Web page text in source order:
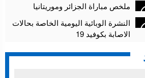
ملخص مباراة الجزائر وموريتانيا
النشرة الوبائية اليومية الخاصة بحالات
الاصابة بكوفيد 19